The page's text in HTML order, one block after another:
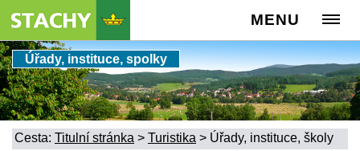
MENU
Úřady, instituce, spolky
Cesta: Titulní stránka > Turistika > Úřady, instituce, školy